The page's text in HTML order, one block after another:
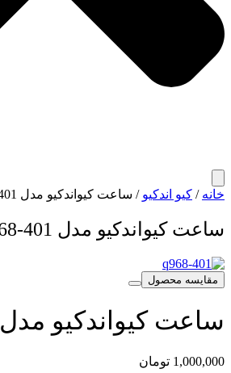
خانه / کیو اندکیو / ساعت کیواندکیو مدل Q968-401
ساعت کیواندکیو مدل Q968-401
مقایسه محصول
ساعت کیواندکیو مدل Q968-401
1,000,000 تومان